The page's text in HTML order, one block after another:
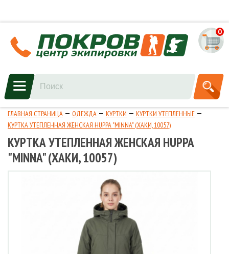
0
ГЛАВНАЯ СТРАНИЦА ОДЕЖДА КУРТКИ
КУРТКИ УТЕПЛЕННЫЕ
КУРТКА УТЕПЛЕННАЯ ЖЕНСКАЯ HUPPA "MINNA" (ХАКИ, 10057)
КУРТКА УТЕПЛЕННАЯ ЖЕНСКАЯ HUPPA
"MINNA" (ХАКИ, 10057)